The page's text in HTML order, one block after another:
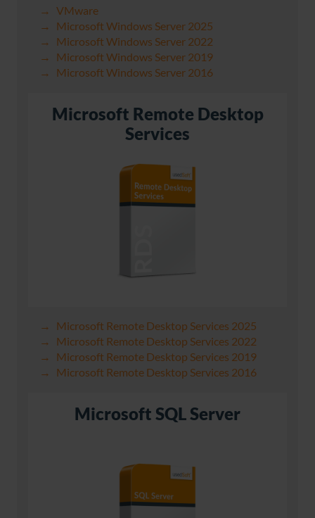
VMware
Microsoft Windows Server 2025
Microsoft Windows Server 2022
Microsoft Windows Server 2019
Microsoft Windows Server 2016
Microsoft Remote Desktop
Services
Microsoft Remote Desktop Services 2025
Microsoft Remote Desktop Services 2022
Microsoft Remote Desktop Services 2019
Microsoft Remote Desktop Services 2016
Microsoft SQL Server